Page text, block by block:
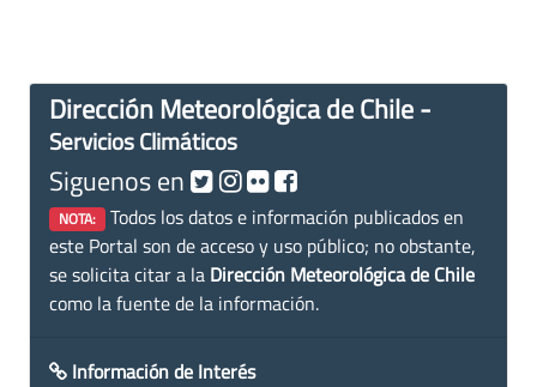
Dirección Meteorológica de Chile -
Servicios Climáticos
Siguenos en
NOTA: Todos los datos e información publicados en
este Portal son de acceso y uso público; no obstante,
se solicita citar a la Dirección Meteorológica de Chile
como la fuente de la información.
Información de Interés